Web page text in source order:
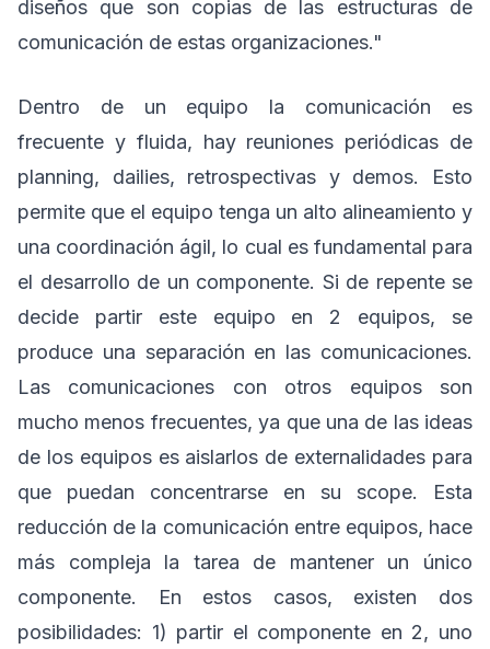
diseños que son copias de las estructuras de
comunicación de estas organizaciones."
Dentro de un equipo la comunicación es
frecuente y fluida, hay reuniones periódicas de
planning, dailies, retrospectivas y demos. Esto
permite que el equipo tenga un alto alineamiento y
una coordinación ágil, lo cual es fundamental para
el desarrollo de un componente. Si de repente se
decide partir este equipo en 2 equipos, se
produce una separación en las comunicaciones.
Las comunicaciones con otros equipos son
mucho menos frecuentes, ya que una de las ideas
de los equipos es aislarlos de externalidades para
que puedan concentrarse en su scope. Esta
reducción de la comunicación entre equipos, hace
más compleja la tarea de mantener un único
componente. En estos casos, existen dos
posibilidades: 1) partir el componente en 2, uno